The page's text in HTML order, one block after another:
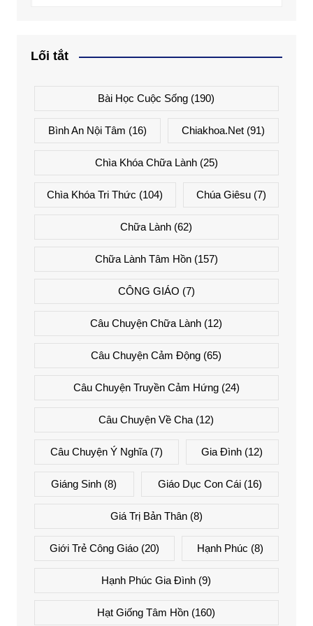
Lối tắt
Bài Học Cuộc Sống (190)
Bình An Nội Tâm (16) Chiakhoa.net (91)
Chìa Khóa Chữa Lành(25)
Chìa Khóa Tri Thức (104) Chúa Giêsu(7)
Chữa Lành (62)
Chữa Lành Tâm Hồn(157)
CÔNG GIÁO (7)
Câu Chuyện Chữa Lành (12)
Câu Chuyện Cảm Động (65)
Câu Chuyện Truyền Cảm Hứng(24)
Câu Chuyện Về Cha (12)
Câu Chuyện Ý Nghĩa(7) Gia Đình (12)
Giáng Sinh (8) Giáo Dục Con Cái(16)
Giá Trị Bản Thân(8)
Giới Trẻ Công Giáo(20) Hạnh Phúc (8)
Hạnh Phúc Gia Đình (9)
Hạt Giống Tâm Hồn (160)